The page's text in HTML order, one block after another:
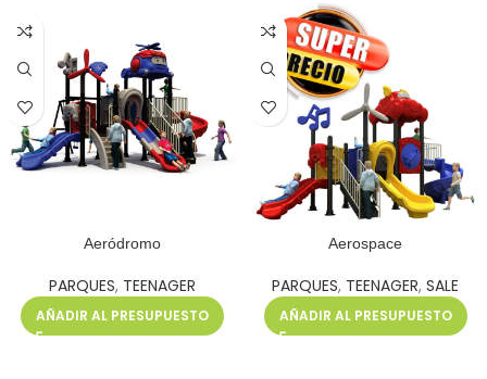
Aeródromo
PARQUES, TEENAGER
AÑADIR AL PRESUPUESTO
Aerospace
PARQUES, TEENAGER, SALE
AÑADIR AL PRESUPUESTO